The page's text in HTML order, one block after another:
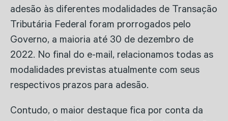
adesão às diferentes modalidades de Transação
Tributária Federal foram prorrogados pelo
Governo, a maioria até 30 de dezembro de
2022. No final do e-mail, relacionamos todas as
modalidades previstas atualmente com seus
respectivos prazos para adesão.
Contudo, o maior destaque fica por conta da